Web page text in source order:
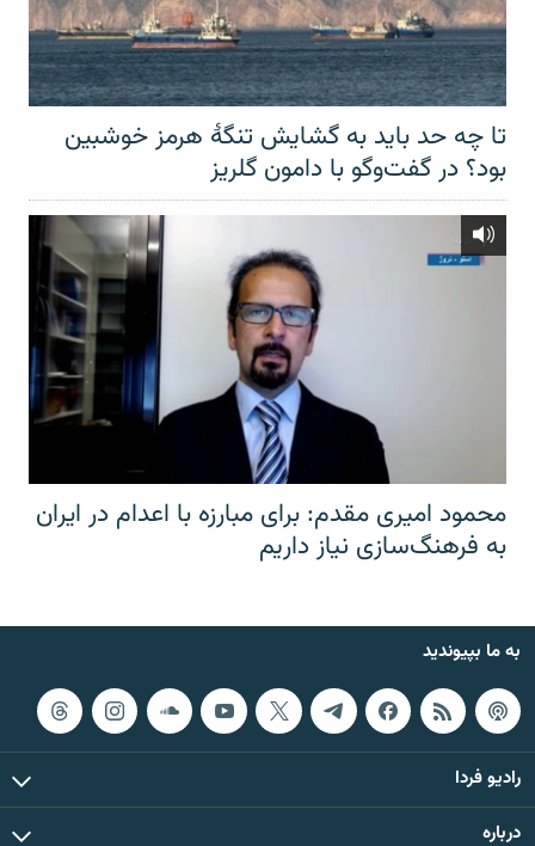
تا چه حد باید به گشایش تنگهٔ هرمز خوشبین
بود؟ در گفت‌وگو با دامون گلریز
محمود امیری مقدم: برای مبارزه با اعدام در ایران
به فرهنگ‌سازی نیاز داریم
به ما بپیوندید
رادیو فردا
درباره